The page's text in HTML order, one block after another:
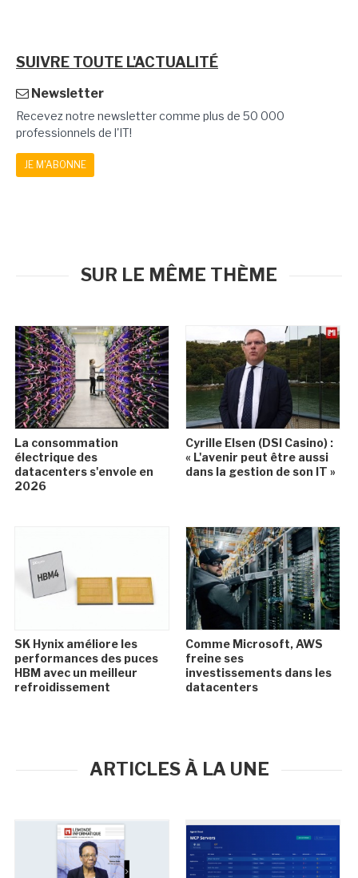
SUIVRE TOUTE L'ACTUALITÉ
Newsletter
Recevez notre newsletter comme plus de 50 000
professionnels de l'IT!
JE M'ABONNE
SUR LE MÊME THÈME
La consommation
électrique des
datacenters s'envole en
2026
Cyrille Elsen (DSI Casino) :
« L'avenir peut être aussi
dans la gestion de son IT »
SK Hynix améliore les
performances des puces
HBM avec un meilleur
refroidissement
Comme Microsoft, AWS
freine ses
investissements dans les
datacenters
ARTICLES À LA UNE